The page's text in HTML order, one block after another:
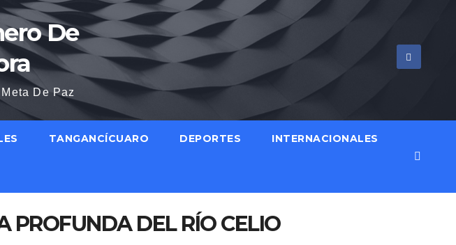
De
De Paz
TANGANCÍCUARO DEPORTES INTERNACIONALES
PROFUNDA DEL RÍO CELIO